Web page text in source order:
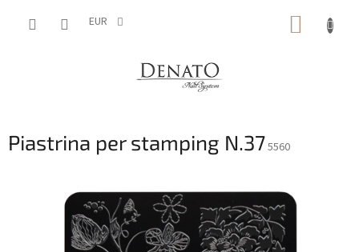
EUR
Piastrina per stamping N.375560